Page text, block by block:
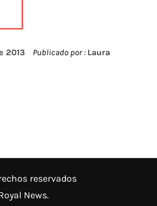
2013 Publicado por : Laura
reservados
News.